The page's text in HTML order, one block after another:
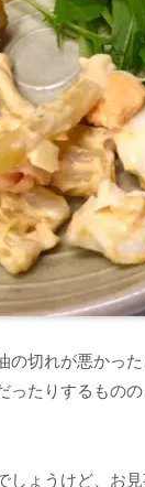
の切れが悪かっ
ったりするもの
しょうけど、お見